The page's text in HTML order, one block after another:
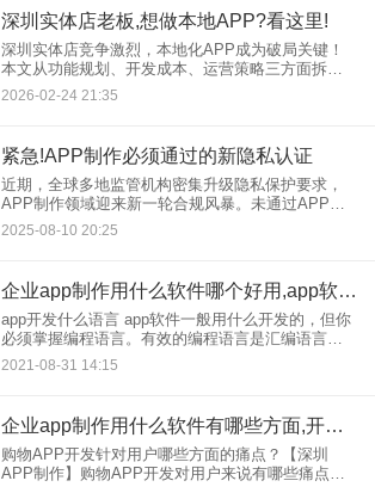
深圳实体店老板,想做本地APP?看这里!
深圳实体店竞争激烈，本地化APP成为破局关键！
本文从功能规划、开发成本、运营策略三方面拆
解，结合深圳本地成功案例，教你低成本打造高转
2026-02-24 21:35
紧急!APP制作必须通过的新隐私认证
近期，全球多地监管机构密集升级隐私保护要求，
APP制作领域迎来新一轮合规风暴。未通过APP新
隐私认证的应用，不仅面临巨额罚款（部分案例罚
款高达应用年收入4%），更可能被应用商店强制下
2025-08-10 20:25
企业app制作用什么软件哪个好用,app软件一般用什么开发的
app开发什么语言 app软件一般用什么开发的，但你
必须掌握编程语言。有效的编程语言是汇编语言。
当然，这也是一门难学的语言，可移植性很差。只
能针对特定的CPU或MCU进行编程；在高级语言
2021-08-31 14:15
企业app制作用什么软件有哪些方面,开发app能给企业带来什么好处
购物APP开发针对用户哪些方面的痛点？【深圳
APP制作】购物APP开发对用户来说有哪些痛点？